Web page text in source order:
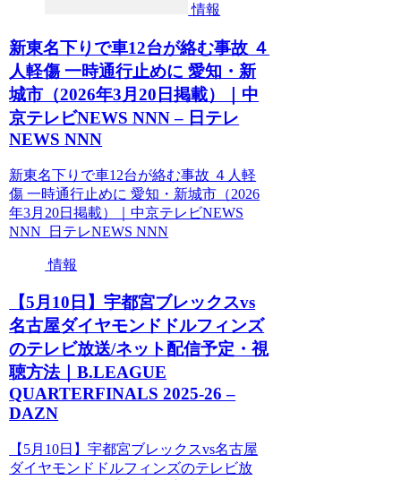
情報
新東名下りで車12台が絡む事故 ４
人軽傷 一時通行止めに 愛知・新
城市（2026年3月20日掲載）｜中
京テレビNEWS NNN – 日テレ
NEWS NNN
新東名下りで車12台が絡む事故 ４人軽
傷 一時通行止めに 愛知・新城市（2026
年3月20日掲載）｜中京テレビNEWS
NNN 日テレNEWS NNN
情報
【5月10日】宇都宮ブレックスvs
名古屋ダイヤモンドドルフィンズ
のテレビ放送/ネット配信予定・視
聴方法｜B.LEAGUE
QUARTERFINALS 2025-26 –
DAZN
【5月10日】宇都宮ブレックスvs名古屋
ダイヤモンドドルフィンズのテレビ放